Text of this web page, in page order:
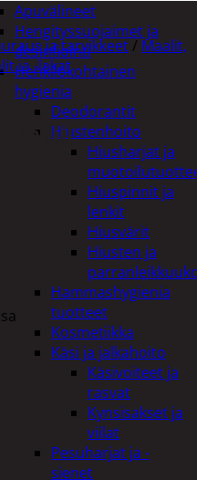
Apuvälineet
Hengityssuojaimet ja
desinfiointi
Henkilökohtainen
hygienia
Deodorantit
Hiustenhoito
Hiusharjat ja
Hiuspinnit ja
lenkit
Hiusvärit
Hiusten ja
Hammashygienia
tuotteet
Kosmetiikka
Käsi ja jalkahoito
Käsivoiteet ja
rasvat
Kynsisakset ja
viilat
Pesuharjat ja -
sienet
ja tarvikkeet / Maalit,
ja -lakat
400ML